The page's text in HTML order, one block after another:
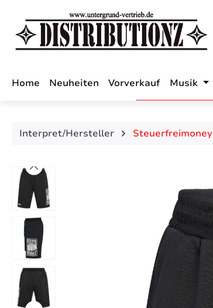
Hauptinhalt springen
Zur Suche springen
Zur Hauptnavigation springen
Home Neuheiten Vorverkauf Musik
Interpret/Hersteller Steuerfreimoney
Bildergalerie überspringen